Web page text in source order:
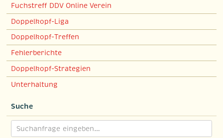
Fuchstreff DDV Online Verein
Doppelkopf-Liga
Doppelkopf-Treffen
Fehlerberichte
Doppelkopf-Strategien
Unterhaltung
Suche